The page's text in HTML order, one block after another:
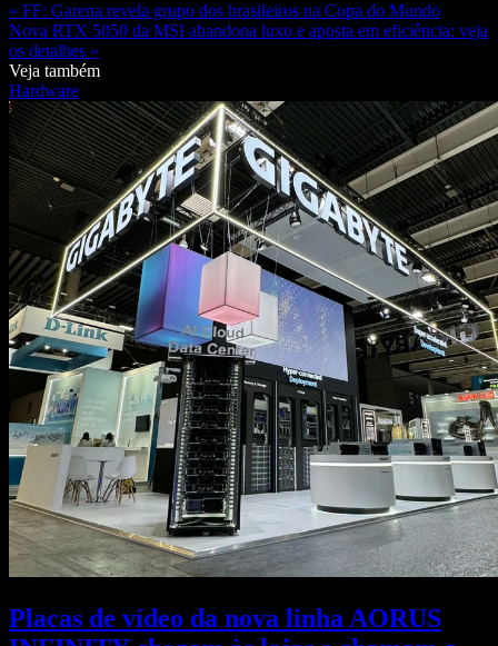
« FF: Garena revela grupo dos brasileiros na Copa do Mundo
Nova RTX 5050 da MSI abandona luxo e aposta em eficiência: veja
os detalhes »
Veja também
Hardware
Placas de vídeo da nova linha AORUS